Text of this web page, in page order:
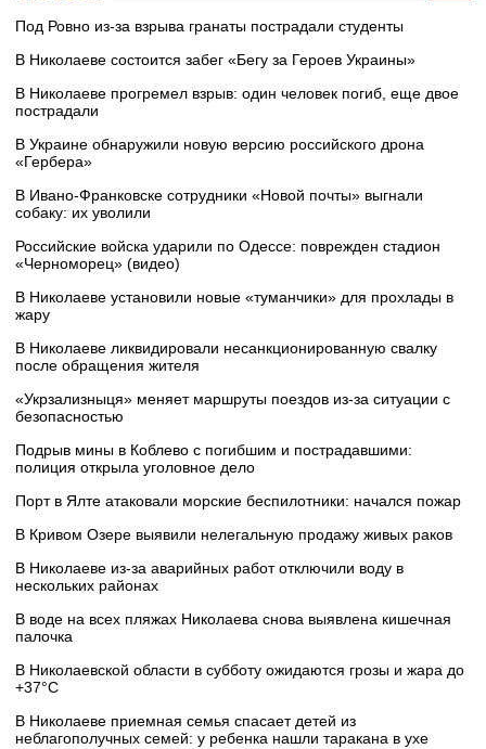
Под Ровно из-за взрыва гранаты пострадали студенты
В Николаеве состоится забег «Бегу за Героев Украины»
В Николаеве прогремел взрыв: один человек погиб, еще двое
пострадали
В Украине обнаружили новую версию российского дрона
«Гербера»
В Ивано-Франковске сотрудники «Новой почты» выгнали
собаку: их уволили
Российские войска ударили по Одессе: поврежден стадион
«Черноморец» (видео)
В Николаеве установили новые «туманчики» для прохлады в
жару
В Николаеве ликвидировали несанкционированную свалку
после обращения жителя
«Укрзализныця» меняет маршруты поездов из-за ситуации с
безопасностью
Подрыв мины в Коблево с погибшим и пострадавшими:
полиция открыла уголовное дело
Порт в Ялте атаковали морские беспилотники: начался пожар
В Кривом Озере выявили нелегальную продажу живых раков
В Николаеве из-за аварийных работ отключили воду в
нескольких районах
В воде на всех пляжах Николаева снова выявлена кишечная
палочка
В Николаевской области в субботу ожидаются грозы и жара до
+37°C
В Николаеве приемная семья спасает детей из
неблагополучных семей: у ребенка нашли таракана в ухе